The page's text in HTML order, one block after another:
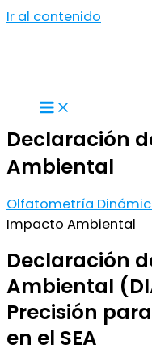
Ir al contenido
Declaración
Ambiental
Olfatometría
Impacto Ambiental
Declaración
Ambiental
Precisión
en el SEA